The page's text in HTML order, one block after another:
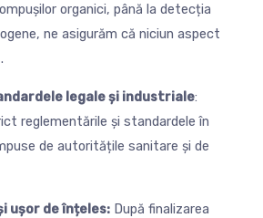
organici, până la detecția
ne asigurăm că niciun aspect
legale și industriale:
reglementările și standardele în
de autoritățile sanitare și de
ușor de înțeles: După finalizarea